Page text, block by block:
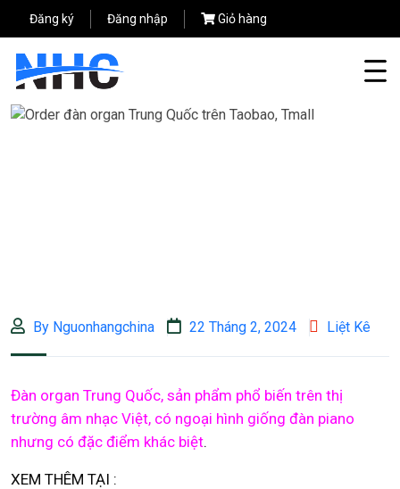
Đăng ký Đăng nhập Giỏ hàng
By Nguonhangchina 22 Tháng 2, 2024 Liệt Kê
Đàn organ Trung Quốc, sản phẩm phổ biến trên thị
trường âm nhạc Việt, có ngoại hình giống đàn piano
nhưng có đặc điểm khác biệt.
XEM THÊM TẠI :